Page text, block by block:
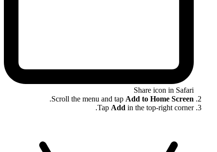
Share icon in Safari
Scroll the menu and tap Add to Home Screen
.
Tap Add in the top-right corner.